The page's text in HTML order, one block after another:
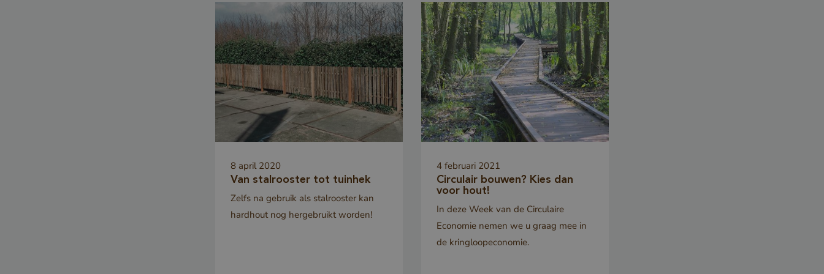
8 april 2020
Van stalrooster tot tuinhek
Zelfs na gebruik als stalrooster kan
hardhout nog hergebruikt worden!
4 februari 2021
Circulair bouwen? Kies dan
voor hout!
In deze Week van de Circulaire
Economie nemen we u graag mee in
de kringloopeconomie.
en bots. Dit is gunstig voor
de website, om geldige
rapporten te kunnen
maken over het gebruik
van hun website.
_GRECAPTCHA
Google LLC
www.google.com
5 maanden 3
weken
Google reCAPTCHA
plaatst een noodzakelijke
cookie (_GRECAPTCHA)
wanneer deze wordt
uitgevoerd met het oog op
de risicoanalyse.
www.cavotec.com
Dit cookie wordt gebruikt
om cross-site verzoek
vervalsing (CSRF)
Google Privacy Policy